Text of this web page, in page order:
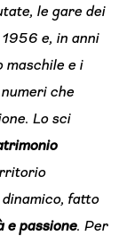
le gare dei
e, in anni
maschile e i
che
Lo sci
fatto
e passione. Per